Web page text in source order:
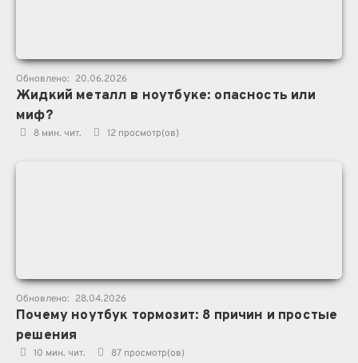
Обновлено: 20.06.2026
Жидкий металл в ноутбуке: опасность или
миф?
8 мин. чит. 12 просмотр(ов)
Обновлено: 28.04.2026
Почему ноутбук тормозит: 8 причин и простые
решения
10 мин. чит. 87 просмотр(ов)